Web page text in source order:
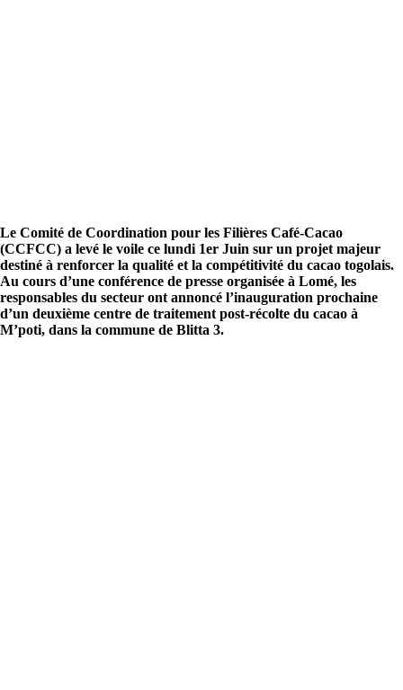
Le Comité de Coordination pour les Filières Café-Cacao
(CCFCC) a levé le voile ce lundi 1er Juin sur un projet majeur
destiné à renforcer la qualité et la compétitivité du cacao togolais.
Au cours d’une conférence de presse organisée à Lomé, les
responsables du secteur ont annoncé l’inauguration prochaine
d’un deuxième centre de traitement post-récolte du cacao à
M’poti, dans la commune de Blitta 3.